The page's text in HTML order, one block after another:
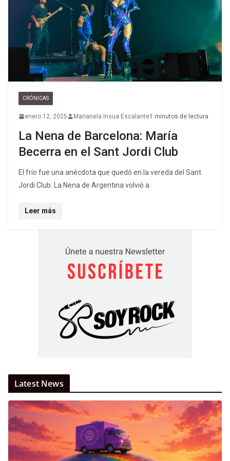
CRÓNICAS
enero 12, 2025 Marianela Insua Escalante1 minutos de lectura
La Nena de Barcelona: María
Becerra en el Sant Jordi Club
El frío fue una anécdota que quedó en la vereda del Sant
Jordi Club. La Nena de Argentina volvió a
Leer más
Latest News